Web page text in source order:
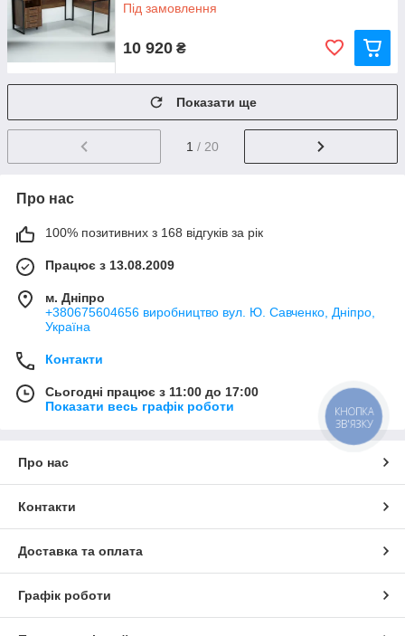
Під замовлення
10 920 ₴
Показати ще
1 / 20
Про нас
100% позитивних з 168 відгуків за рік
Працює з 13.08.2009
м. Дніпро
+380675604656 виробництво вул. Ю. Савченко, Дніпро,
Україна
Контакти
Сьогодні працює з 11:00 до 17:00
Показати весь графік роботи
Про нас
Контакти
Доставка та оплата
Графік роботи
КНОПКА
ЗВ'ЯЗКУ